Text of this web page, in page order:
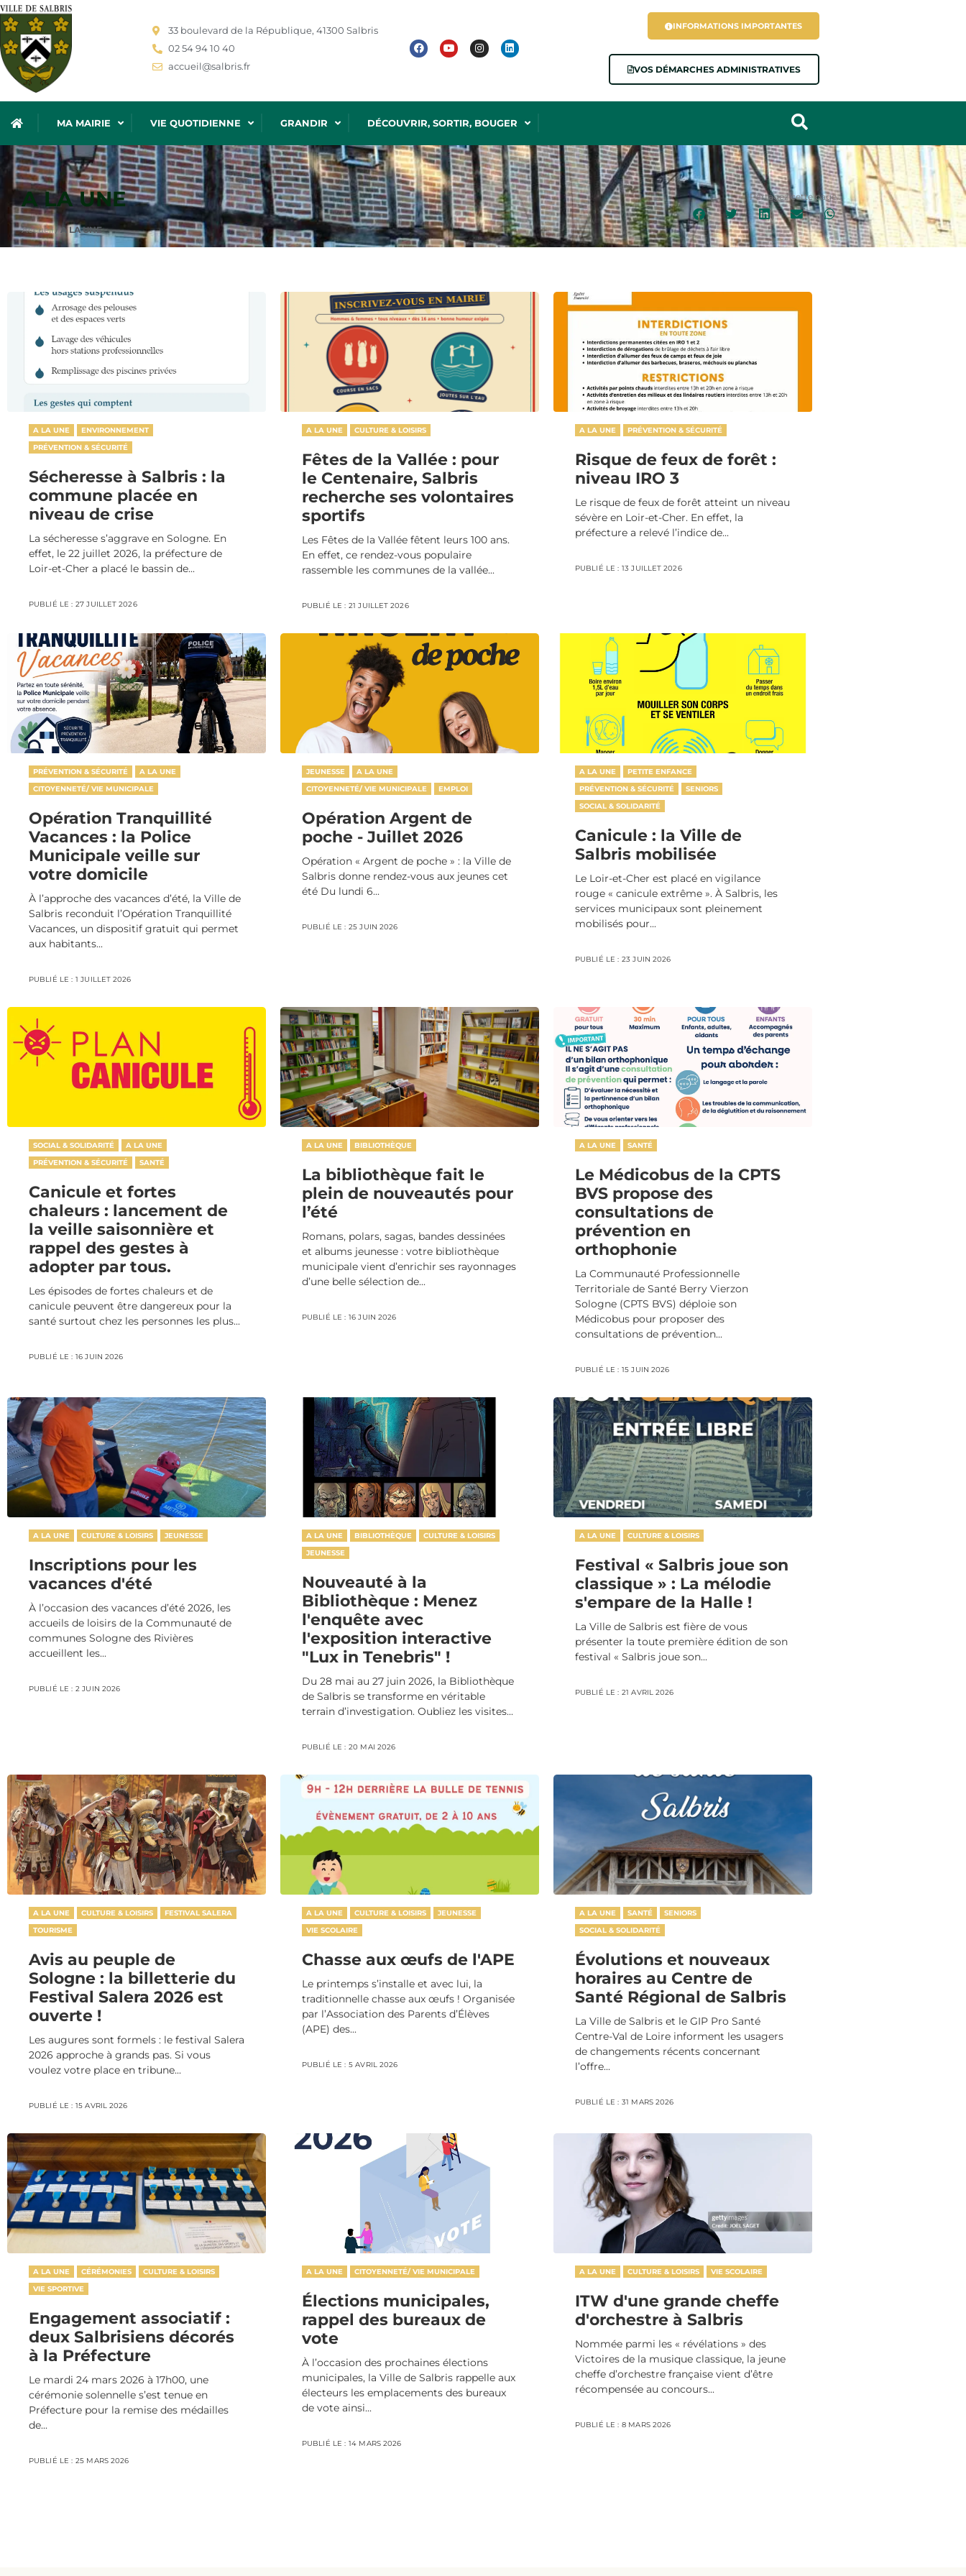
33 boulevard de la République, 41300 Salbris
02 54 94 10 40
accueil@salbris.fr
INFORMATIONS IMPORTANTES
VOS DÉMARCHES ADMINISTRATIVES
MA MAIRIE VIE QUOTIDIENNE GRANDIR DÉCOUVRIR, SORTIR, BOUGER
A LA UNE
Accueil/A LA UNE
Partagez cette page :
A LA UNE
ENVIRONNEMENT
PRÉVENTION & SÉCURITÉ
Sécheresse à Salbris : la
commune placée en
niveau de crise
La sécheresse s’aggrave en Sologne. En
effet, le 22 juillet 2026, la préfecture de
Loir-et-Cher a placé le bassin de...
PUBLIÉ LE : 27 JUILLET 2026
A LA UNE CULTURE & LOISIRS
Fêtes de la Vallée : pour
le Centenaire, Salbris
recherche ses volontaires
sportifs
Les Fêtes de la Vallée fêtent leurs 100 ans.
En effet, ce rendez-vous populaire
rassemble les communes de la vallée...
PUBLIÉ LE : 21 JUILLET 2026
A LA UNE PRÉVENTION & SÉCURITÉ
Risque de feux de forêt :
niveau IRO 3
Le risque de feux de forêt atteint un niveau
sévère en Loir-et-Cher. En effet, la
préfecture a relevé l’indice de...
PUBLIÉ LE : 13 JUILLET 2026
PRÉVENTION & SÉCURITÉ
A LA UNE
CITOYENNETÉ/ VIE MUNICIPALE
Opération Tranquillité
Vacances : la Police
Municipale veille sur
votre domicile
À l’approche des vacances d’été, la Ville de
Salbris reconduit l’Opération Tranquillité
Vacances, un dispositif gratuit qui permet
aux habitants...
PUBLIÉ LE : 1 JUILLET 2026
JEUNESSE
A LA UNE
CITOYENNETÉ/ VIE MUNICIPALE
EMPLOI
Opération Argent de
poche - Juillet 2026
Opération « Argent de poche » : la Ville de
Salbris donne rendez-vous aux jeunes cet
été Du lundi 6...
PUBLIÉ LE : 25 JUIN 2026
A LA UNE
PETITE ENFANCE
PRÉVENTION & SÉCURITÉ
SENIORS
SOCIAL & SOLIDARITÉ
Canicule : la Ville de
Salbris mobilisée
Le Loir-et-Cher est placé en vigilance
rouge « canicule extrême ». À Salbris, les
services municipaux sont pleinement
mobilisés pour...
PUBLIÉ LE : 23 JUIN 2026
SOCIAL & SOLIDARITÉ
A LA UNE
PRÉVENTION & SÉCURITÉ
SANTÉ
Canicule et fortes
chaleurs : lancement de
la veille saisonnière et
rappel des gestes à
adopter par tous.
Les épisodes de fortes chaleurs et de
canicule peuvent être dangereux pour la
santé surtout chez les personnes les plus...
PUBLIÉ LE : 16 JUIN 2026
A LA UNE BIBLIOTHÈQUE
La bibliothèque fait le
plein de nouveautés pour
l’été
Romans, polars, sagas, bandes dessinées
et albums jeunesse : votre bibliothèque
municipale vient d’enrichir ses rayonnages
d’une belle sélection de...
PUBLIÉ LE : 16 JUIN 2026
A LA UNE SANTÉ
Le Médicobus de la CPTS
BVS propose des
consultations de
prévention en
orthophonie
La Communauté Professionnelle
Territoriale de Santé Berry Vierzon
Sologne (CPTS BVS) déploie son
Médicobus pour proposer des
consultations de prévention...
PUBLIÉ LE : 15 JUIN 2026
A LA UNE CULTURE & LOISIRS JEUNESSE
Inscriptions pour les
vacances d'été
À l’occasion des vacances d’été 2026, les
accueils de loisirs de la Communauté de
communes Sologne des Rivières
accueillent les...
PUBLIÉ LE : 2 JUIN 2026
A LA UNE BIBLIOTHÈQUE
CULTURE & LOISIRS
JEUNESSE
Nouveauté à la
Bibliothèque : Menez
l'enquête avec
l'exposition interactive
"Lux in Tenebris" !
Du 28 mai au 27 juin 2026, la Bibliothèque
de Salbris se transforme en véritable
terrain d’investigation. Oubliez les visites...
PUBLIÉ LE : 20 MAI 2026
A LA UNE CULTURE & LOISIRS
Festival « Salbris joue son
classique » : La mélodie
s'empare de la Halle !
La Ville de Salbris est fière de vous
présenter la toute première édition de son
festival « Salbris joue son...
PUBLIÉ LE : 21 AVRIL 2026
A LA UNE CULTURE & LOISIRS
FESTIVAL SALERA
TOURISME
Avis au peuple de
Sologne : la billetterie du
Festival Salera 2026 est
ouverte !
Les augures sont formels : le festival Salera
2026 approche à grands pas. Si vous
voulez votre place en tribune...
PUBLIÉ LE : 15 AVRIL 2026
A LA UNE CULTURE & LOISIRS
JEUNESSE
VIE SCOLAIRE
Chasse aux œufs de l'APE
Le printemps s’installe et avec lui, la
traditionnelle chasse aux œufs ! Organisée
par l’Association des Parents d’Élèves
(APE) des...
PUBLIÉ LE : 5 AVRIL 2026
A LA UNE SANTÉ
SENIORS
SOCIAL & SOLIDARITÉ
Évolutions et nouveaux
horaires au Centre de
Santé Régional de Salbris
La Ville de Salbris et le GIP Pro Santé
Centre-Val de Loire informent les usagers
de changements récents concernant
l’offre...
PUBLIÉ LE : 31 MARS 2026
A LA UNE CÉRÉMONIES
CULTURE & LOISIRS
VIE SPORTIVE
Engagement associatif :
deux Salbrisiens décorés
à la Préfecture
Le mardi 24 mars 2026 à 17h00, une
cérémonie solennelle s’est tenue en
Préfecture pour la remise des médailles
de...
PUBLIÉ LE : 25 MARS 2026
A LA UNE CITOYENNETÉ/ VIE MUNICIPALE
Élections municipales,
rappel des bureaux de
vote
À l’occasion des prochaines élections
municipales, la Ville de Salbris rappelle aux
électeurs les emplacements des bureaux
de vote ainsi...
PUBLIÉ LE : 14 MARS 2026
A LA UNE CULTURE & LOISIRS VIE SCOLAIRE
ITW d'une grande cheffe
d'orchestre à Salbris
Nommée parmi les « révélations » des
Victoires de la musique classique, la jeune
cheffe d’orchestre française vient d’être
récompensée au concours...
PUBLIÉ LE : 8 MARS 2026